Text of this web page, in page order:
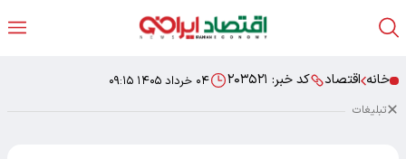
خانه اقتصاد کد خبر: ۲۰۳۵۲۱ ۰۴ خرداد ۱۴۰۵ ۰۹:۱۵
تبلیغات